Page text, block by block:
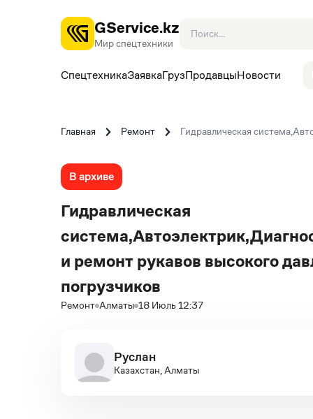
GService.kz
Мир спецтехники
СпецтехникаЗаявкаГрузПродавцыНовости
Главная Ремонт Гидравлическая
В архиве
Гидравлическая
и ремонт рукавов высокого
погрузчиков
Ремонт Алматы 18 Июль 12:37
Руслан
Казахстан, Алматы